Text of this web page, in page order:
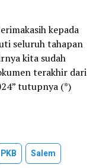
kepada
seluruh tahapan
kita sudah
terakhir dari
tutupnya (*)
PKB Salem